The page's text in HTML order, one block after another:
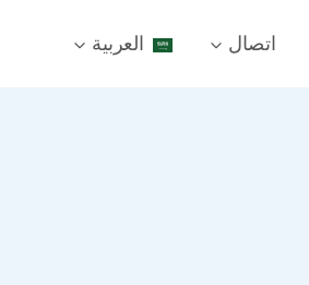
اتصال العربية